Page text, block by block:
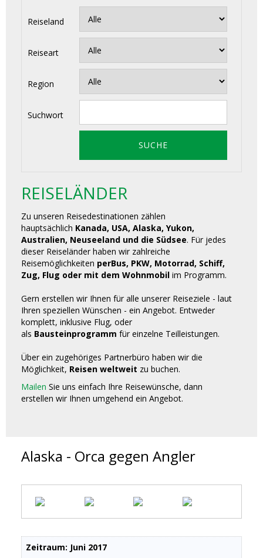
Reiseland
Reiseart
Region
Suchwort
REISELÄNDER
Zu unseren Reisedestinationen zählen
hauptsächlich Kanada, USA, Alaska, Yukon,
Australien, Neuseeland und die Südsee. Für jedes
dieser Reiseländer haben wir zahlreiche
Reisemöglichkeiten perBus, PKW, Motorrad, Schiff,
Zug, Flug oder mit dem Wohnmobil im Programm.
Gern erstellen wir Ihnen für alle unserer Reiseziele - laut
Ihren speziellen Wünschen - ein Angebot. Entweder
komplett, inklusive Flug, oder
als Bausteinprogramm für einzelne Teilleistungen.
Über ein zugehöriges Partnerbüro haben wir die
Möglichkeit, Reisen weltweit zu buchen.
Mailen Sie uns einfach Ihre Reisewünsche, dann
erstellen wir Ihnen umgehend ein Angebot.
Alaska - Orca gegen Angler
Zeitraum: Juni 2017